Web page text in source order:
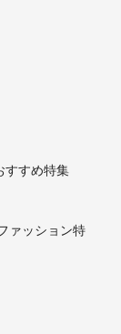
すすめ特集
ァッション特